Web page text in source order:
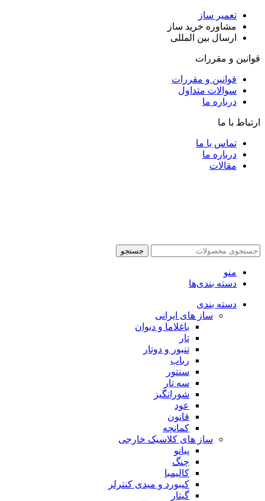
تعمیر ساز
مشاوره خرید ساز
ارسال بین المللی
قوانین و مقررات
قوانین و مقررات
سوالات متداول
درباره ما
ارتباط با ما
تماس با ما
درباره ما
مقالات
جستجو
منو
دسته بندی‌ها
دسته بندی
ساز های ایرانی
باغلاما و دیوان
تار
تنبور و دوتار
رباب
سنتور
سه تار
شورانگیز
عود
قانون
کمانچه
ساز های کلاسیک خارجی
پیانو
چنگ
کالیمبا
کیبورد و میدی کنترلر
گیتار